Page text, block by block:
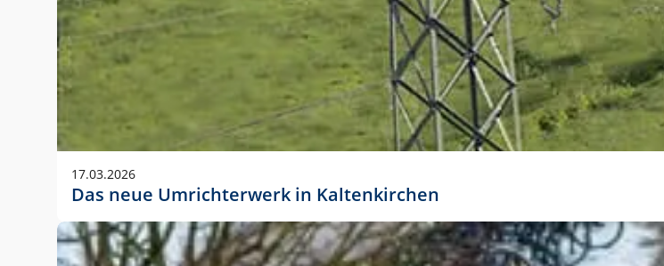
DIN A1 – 39 mm hoch (5 %)
DIN lang – 10 mm hoch (5 %)
1080 x 1080 px – 78 px hoch (7 %)
In Ausnahmefällen darf das Logo jedoch auch größer oder kleiner gesetzt werden. Dazu
stets der vorherigen Absprache mit der Marketingabteilung.
17.03.2026
Das neue Umrichterwerk in Kaltenkirchen